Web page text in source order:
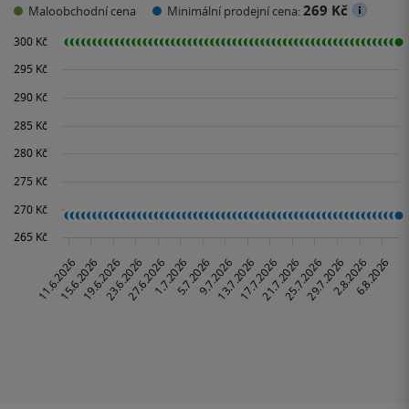
Maloobchodní cena Minimální prodejní cena:269 Kč